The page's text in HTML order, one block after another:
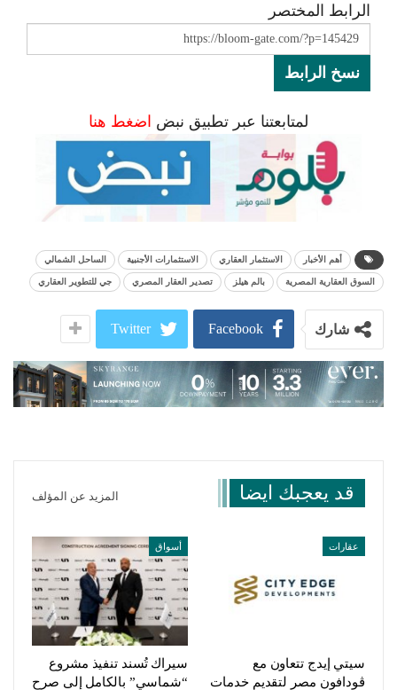
الرابط المختصر
نسخ الرابط
لمتابعتنا عبر تطبيق نبض اضغط هنا
أهم الأخبار الاستثمار العقاري الاستثمارات الأجنبية الساحل الشمالي
السوق العقارية المصرية بالم هيلز تصدير العقار المصري جي للتطوير العقاري
شارك Facebook
Twitter
قد يعجبك ايضا المزيد عن المؤلف
عقارات
سيتي إيدج تتعاون مع
ڤودافون مصر لتقديم خدمات
أسواق
سيراك تُسند تنفيذ مشروع
“شماسي” بالكامل إلى صرح